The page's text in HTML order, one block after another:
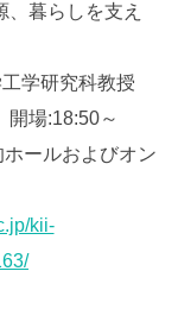
暮らしを支え
学研究科教授
場:18:50～
ールおよびオン
kii-